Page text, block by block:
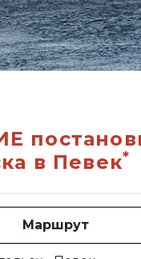
в Певек*
Маршрут